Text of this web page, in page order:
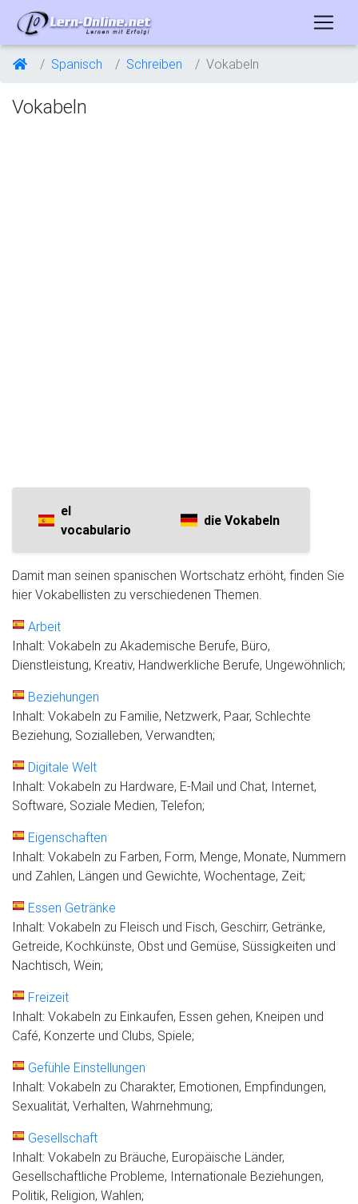
Spanisch Schreiben Vokabeln
Vokabeln
el
vocabulario
die Vokabeln
Damit man seinen spanischen Wortschatz erhöht, finden Sie
hier Vokabellisten zu verschiedenen Themen.
Arbeit
Inhalt: Vokabeln zu Akademische Berufe, Büro,
Dienstleistung, Kreativ, Handwerkliche Berufe, Ungewöhnlich;
Beziehungen
Inhalt: Vokabeln zu Familie, Netzwerk, Paar, Schlechte
Beziehung, Sozialleben, Verwandten;
Digitale Welt
Inhalt: Vokabeln zu Hardware, E-Mail und Chat, Internet,
Software, Soziale Medien, Telefon;
Eigenschaften
Inhalt: Vokabeln zu Farben, Form, Menge, Monate, Nummern
und Zahlen, Längen und Gewichte, Wochentage, Zeit;
Essen Getränke
Inhalt: Vokabeln zu Fleisch und Fisch, Geschirr, Getränke,
Getreide, Kochkünste, Obst und Gemüse, Süssigkeiten und
Nachtisch, Wein;
Freizeit
Inhalt: Vokabeln zu Einkaufen, Essen gehen, Kneipen und
Café, Konzerte und Clubs, Spiele;
Gefühle Einstellungen
Inhalt: Vokabeln zu Charakter, Emotionen, Empfindungen,
Sexualität, Verhalten, Wahrnehmung;
Gesellschaft
Inhalt: Vokabeln zu Bräuche, Europäische Länder,
Gesellschaftliche Probleme, Internationale Beziehungen,
Politik, Religion, Wahlen;